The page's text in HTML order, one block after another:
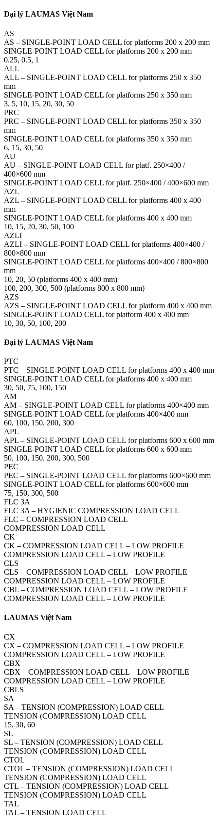
Đại lý LAUMAS Việt Nam
AS
AS – SINGLE-POINT LOAD CELL for platforms 200 x 200 mm
SINGLE-POINT LOAD CELL for platforms 200 x 200 mm
0.25, 0.5, 1
ALL
ALL – SINGLE-POINT LOAD CELL for platforms 250 x 350
mm
SINGLE-POINT LOAD CELL for platforms 250 x 350 mm
3, 5, 10, 15, 20, 30, 50
PRC
PRC – SINGLE-POINT LOAD CELL for platforms 350 x 350
mm
SINGLE-POINT LOAD CELL for platforms 350 x 350 mm
6, 15, 30, 50
AU
AU – SINGLE-POINT LOAD CELL for platf. 250×400 /
400×600 mm
SINGLE-POINT LOAD CELL for platf. 250×400 / 400×600 mm
AZL
AZL – SINGLE-POINT LOAD CELL for platforms 400 x 400
mm
SINGLE-POINT LOAD CELL for platforms 400 x 400 mm
10, 15, 20, 30, 50, 100
AZLI
AZLI – SINGLE-POINT LOAD CELL for platforms 400×400 /
800×800 mm
SINGLE-POINT LOAD CELL for platforms 400×400 / 800×800
mm
10, 20, 50 (platforms 400 x 400 mm)
100, 200, 300, 500 (platforms 800 x 800 mm)
AZS
AZS – SINGLE-POINT LOAD CELL for platform 400 x 400 mm
SINGLE-POINT LOAD CELL for platform 400 x 400 mm
10, 30, 50, 100, 200
Đại lý LAUMAS Việt Nam
PTC
PTC – SINGLE-POINT LOAD CELL for platforms 400 x 400 mm
SINGLE-POINT LOAD CELL for platforms 400 x 400 mm
30, 50, 75, 100, 150
AM
AM – SINGLE-POINT LOAD CELL for platforms 400×400 mm
SINGLE-POINT LOAD CELL for platforms 400×400 mm
60, 100, 150, 200, 300
APL
APL – SINGLE-POINT LOAD CELL for platforms 600 x 600 mm
SINGLE-POINT LOAD CELL for platforms 600 x 600 mm
50, 100, 150, 200, 300, 500
PEC
PEC – SINGLE-POINT LOAD CELL for platforms 600×600 mm
SINGLE-POINT LOAD CELL for platforms 600×600 mm
75, 150, 300, 500
FLC 3A
FLC 3A – HYGIENIC COMPRESSION LOAD CELL
FLC – COMPRESSION LOAD CELL
COMPRESSION LOAD CELL
CK
CK – COMPRESSION LOAD CELL – LOW PROFILE
COMPRESSION LOAD CELL – LOW PROFILE
CLS
CLS – COMPRESSION LOAD CELL – LOW PROFILE
COMPRESSION LOAD CELL – LOW PROFILE
CBL – COMPRESSION LOAD CELL – LOW PROFILE
COMPRESSION LOAD CELL – LOW PROFILE
LAUMAS Việt Nam
CX
CX – COMPRESSION LOAD CELL – LOW PROFILE
COMPRESSION LOAD CELL – LOW PROFILE
CBX
CBX – COMPRESSION LOAD CELL – LOW PROFILE
COMPRESSION LOAD CELL – LOW PROFILE
CBLS
SA
SA – TENSION (COMPRESSION) LOAD CELL
TENSION (COMPRESSION) LOAD CELL
15, 30, 60
SL
SL – TENSION (COMPRESSION) LOAD CELL
TENSION (COMPRESSION) LOAD CELL
CTOL
CTOL – TENSION (COMPRESSION) LOAD CELL
TENSION (COMPRESSION) LOAD CELL
CTL – TENSION (COMPRESSION) LOAD CELL
TENSION (COMPRESSION) LOAD CELL
TAL
TAL – TENSION LOAD CELL